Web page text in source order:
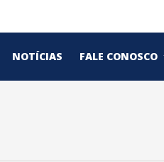
NOTÍCIAS FALE CONOSCO